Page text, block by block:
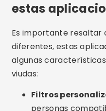
estas
Es importante resaltar
diferentes, estas
algunas
viudas:
Filtros
personas